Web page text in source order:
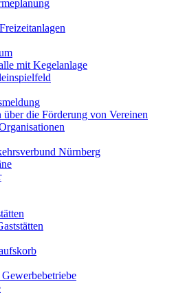
mit Kegelanlage
die Förderung von Vereinen
Nürnberg